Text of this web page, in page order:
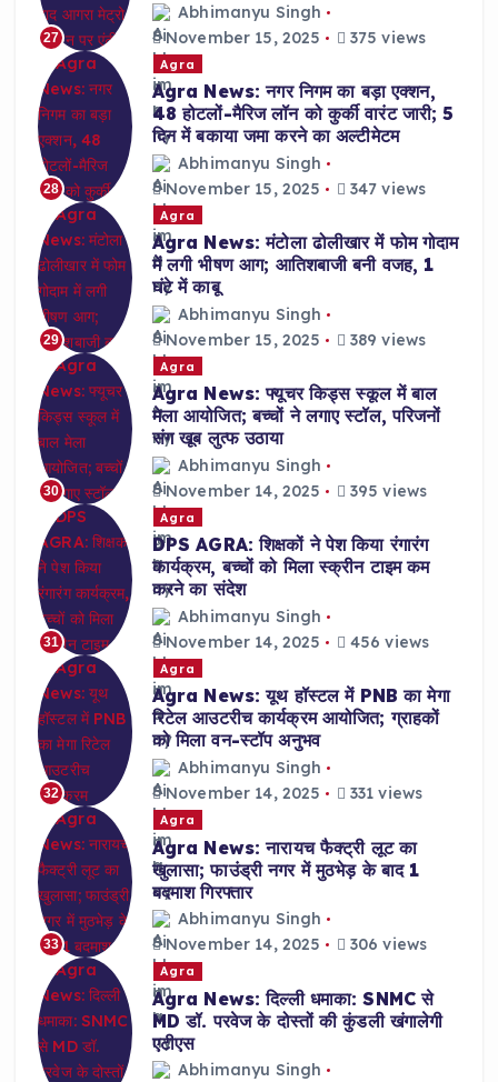
27
Abhimanyu Singh
November 15, 2025
375 views
28
Agra
Agra News: नगर निगम का बड़ा एक्शन,
48 होटलों-मैरिज लॉन को कुर्की वारंट जारी; 5
दिन में बकाया जमा करने का अल्टीमेटम
Abhimanyu Singh
November 15, 2025
347 views
29
Agra
Agra News: मंटोला ढोलीखार में फोम गोदाम
में लगी भीषण आग; आतिशबाजी बनी वजह, 1
घंटे में काबू
Abhimanyu Singh
November 15, 2025
389 views
30
Agra
Agra News: फ्यूचर किड्स स्कूल में बाल
मेला आयोजित; बच्चों ने लगाए स्टॉल, परिजनों
संग खूब लुत्फ उठाया
Abhimanyu Singh
November 14, 2025
395 views
31
Agra
DPS AGRA: शिक्षकों ने पेश किया रंगारंग
कार्यक्रम, बच्चों को मिला स्क्रीन टाइम कम
करने का संदेश
Abhimanyu Singh
November 14, 2025
456 views
32
Agra
Agra News: यूथ हॉस्टल में PNB का मेगा
रिटेल आउटरीच कार्यक्रम आयोजित; ग्राहकों
को मिला वन-स्टॉप अनुभव
Abhimanyu Singh
November 14, 2025
331 views
33
Agra
Agra News: नारायच फैक्ट्री लूट का
खुलासा; फाउंड्री नगर में मुठभेड़ के बाद 1
बदमाश गिरफ्तार
Abhimanyu Singh
November 14, 2025
306 views
Agra
Agra News: दिल्ली धमाका: SNMC से
MD डॉ. परवेज के दोस्तों की कुंडली खंगालेगी
एटीएस
Abhimanyu Singh